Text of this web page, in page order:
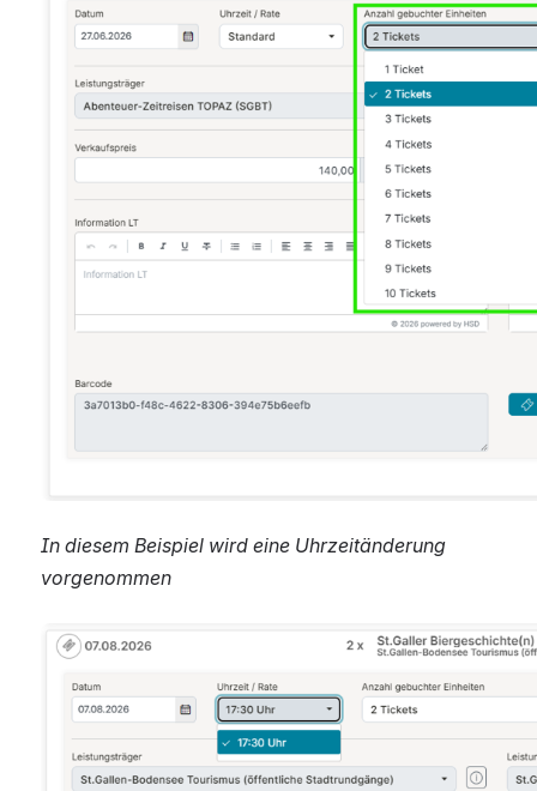
In diesem Beispiel wird eine Uhrzeitänderung
vorgenommen
Open